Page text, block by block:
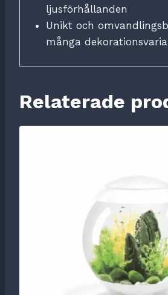
ljusförhållanden
Unikt och
många
Relaterade